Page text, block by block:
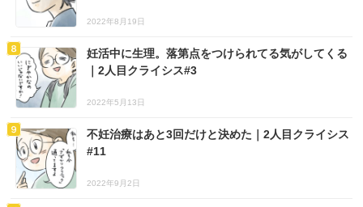
2022年8月19日
妊活中に生理。落第点をつけられてる気がしてくる
｜2人目クライシス#3
2022年5月13日
不妊治療はあと3回だけと決めた｜2人目クライシス
#11
2022年9月2日